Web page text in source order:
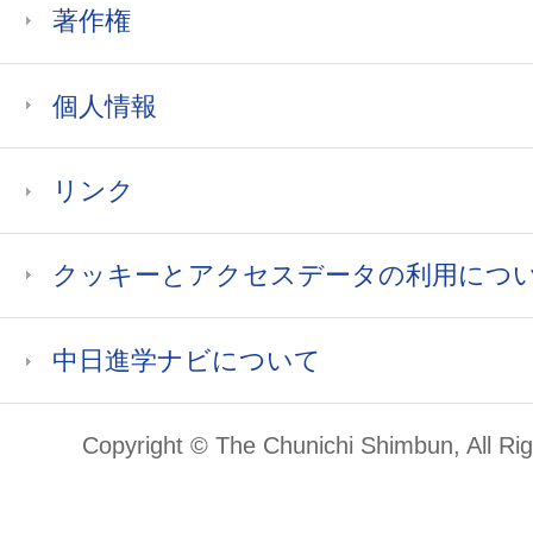
著作権
個人情報
リンク
クッキーとアクセスデータの利用につ
中日進学ナビについて
Copyright © The Chunichi Shimbun, All